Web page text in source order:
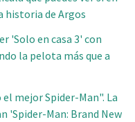
historia de Argos
'Solo en casa 3' con
la pelota más que a
mejor Spider-Man". La
'Spider-Man: Brand New